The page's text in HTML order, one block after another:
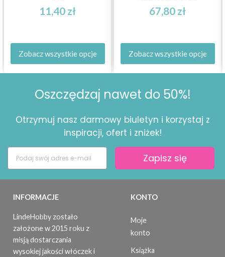
11,40 zł
Zobacz wszystkie opcje
67,80 zł
Zobacz wszystkie opcje
Oszczędzaj nawet do 50%!
Otrzymuj nasz darmowy biuletyn i korzystaj z
inspiracji, ofert i zniżek!
Zapisz się
INFORMACJE
LindeHobby zostało
założone w 2015 roku z
misją dostarczania
wysokiej jakości włóczek i
KONTO
Moje
konto
Książka